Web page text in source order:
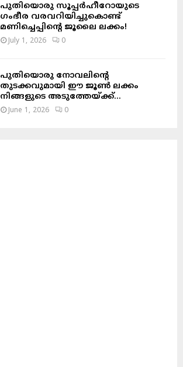
പുതിയൊരു സൂപ്പർഹീറോയുടെ
ഗംഭീര വരവറിയിച്ചുകൊണ്ട്
മണിച്ചെപ്പിന്റെ ജൂലൈ ലക്കം!
July 1, 2026 0
പുതിയൊരു നോവലിന്റെ
തുടക്കവുമായി ഈ ജൂൺ ലക്കം
നിങ്ങളുടെ അടുത്തേയ്ക്ക്…
June 1, 2026 0